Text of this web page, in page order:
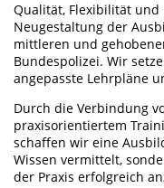
Qualität, Flexibilität und
Neugestaltung der
mittleren und
Bundespolizei. Wir
angepasste Lehrpläne
Durch die Verbindung
praxisorientiertem
schaffen wir eine
Wissen vermittelt,
der Praxis erfolgreich